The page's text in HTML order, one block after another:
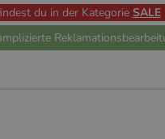
du in der Kategorie SALE